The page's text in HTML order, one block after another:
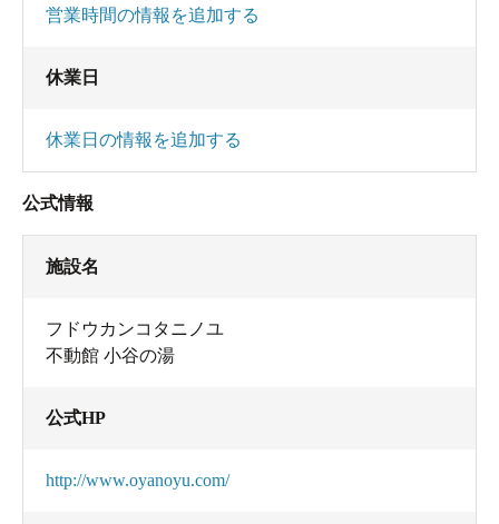
営業時間の情報を追加する
休業日
休業日の情報を追加する
公式情報
施設名
フドウカンコタニノユ
不動館 小谷の湯
公式HP
http://www.oyanoyu.com/